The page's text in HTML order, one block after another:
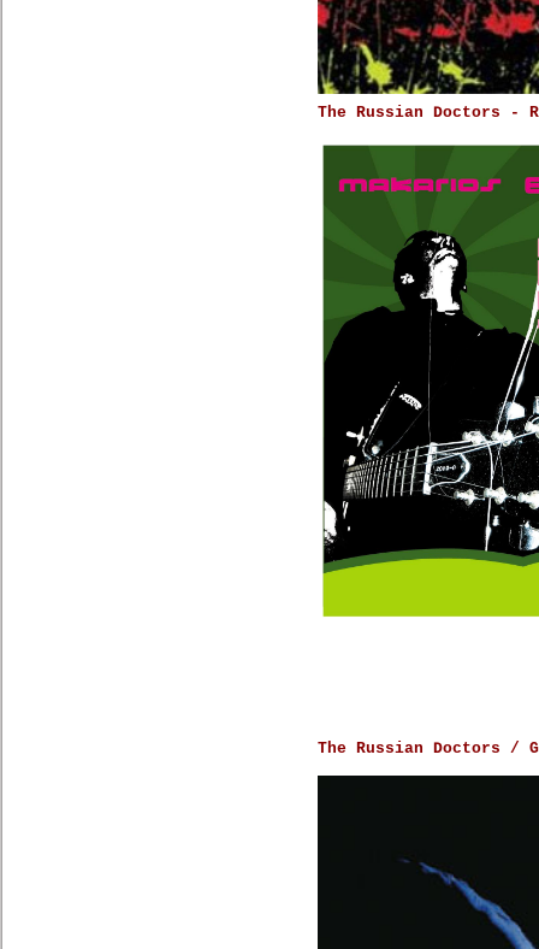
The Russian Doctors -
The Russian Doctors /